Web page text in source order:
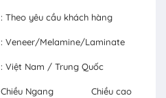
: Theo yêu cầu khách hàng
: Veneer/Melamine/Laminate
: Việt Nam / Trung Quốc
Chiều Ngang Chiều cao